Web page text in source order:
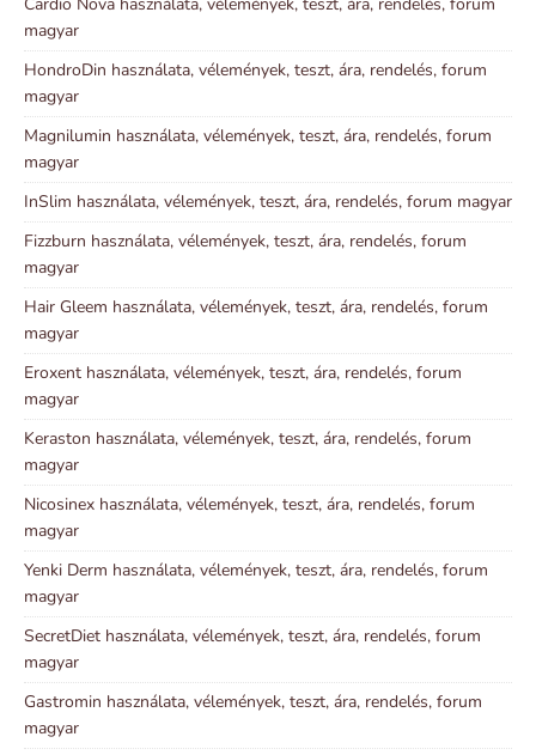
magyar
HondroDin használata, vélemények, teszt, ára, rendelés, forum
magyar
Magnilumin használata, vélemények, teszt, ára, rendelés, forum
magyar
InSlim használata, vélemények, teszt, ára, rendelés, forum magyar
Fizzburn használata, vélemények, teszt, ára, rendelés, forum
magyar
Hair Gleem használata, vélemények, teszt, ára, rendelés, forum
magyar
Eroxent használata, vélemények, teszt, ára, rendelés, forum
magyar
Keraston használata, vélemények, teszt, ára, rendelés, forum
magyar
Nicosinex használata, vélemények, teszt, ára, rendelés, forum
magyar
Yenki Derm használata, vélemények, teszt, ára, rendelés, forum
magyar
SecretDiet használata, vélemények, teszt, ára, rendelés, forum
magyar
Gastromin használata, vélemények, teszt, ára, rendelés, forum
magyar